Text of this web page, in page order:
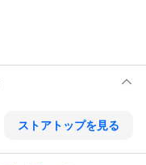
ストアトップを見る